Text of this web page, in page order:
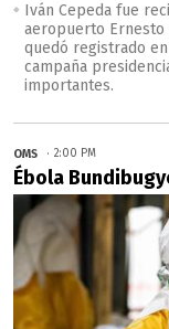
Iván Cepeda fue
aeropuerto Ernesto
quedó registrado
campaña
importantes.
OMS 2:00 PM
Ébola